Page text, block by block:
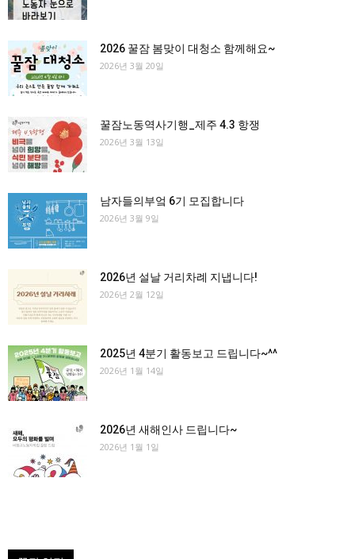
2026 꿀잠 봄맞이 대청소 함께해요~
2026년 3월 20일
꿀잠노동역사기행_제주 4.3 항쟁
2026년 3월 13일
남자들의부엌 6기 모집합니다
2026년 3월 9일
2026년 설날 거리차례 지냅니다!
2026년 2월 12일
2025년 4분기 활동보고 드립니다~^^
2026년 1월 14일
2026년 새해인사 드립니다~
2026년 1월 1일